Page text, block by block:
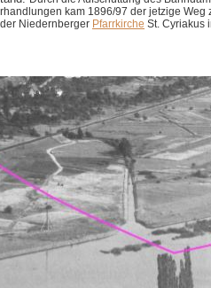
kam 1896/97 der jetzige Weg
Niedernberger Pfarrkirche St. Cyriakus